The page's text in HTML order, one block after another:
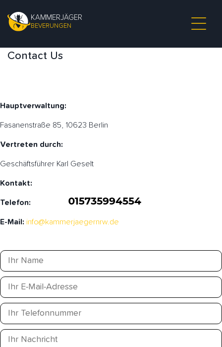
KAMMERJÄGER
BEVERUNGEN
Contact Us
Hauptverwaltung:
Fasanenstraße 85, 10623 Berlin
Vertreten durch:
Geschäftsführer Karl Geselt
Kontakt:
Telefon:
E-Mail: info@kammerjaegernrw.de